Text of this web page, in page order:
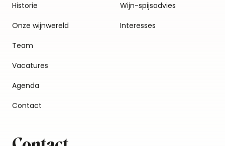
Historie
Onze wijnwereld
Team
Vacatures
Agenda
Contact
Wijn-spijsadvies
Interesses